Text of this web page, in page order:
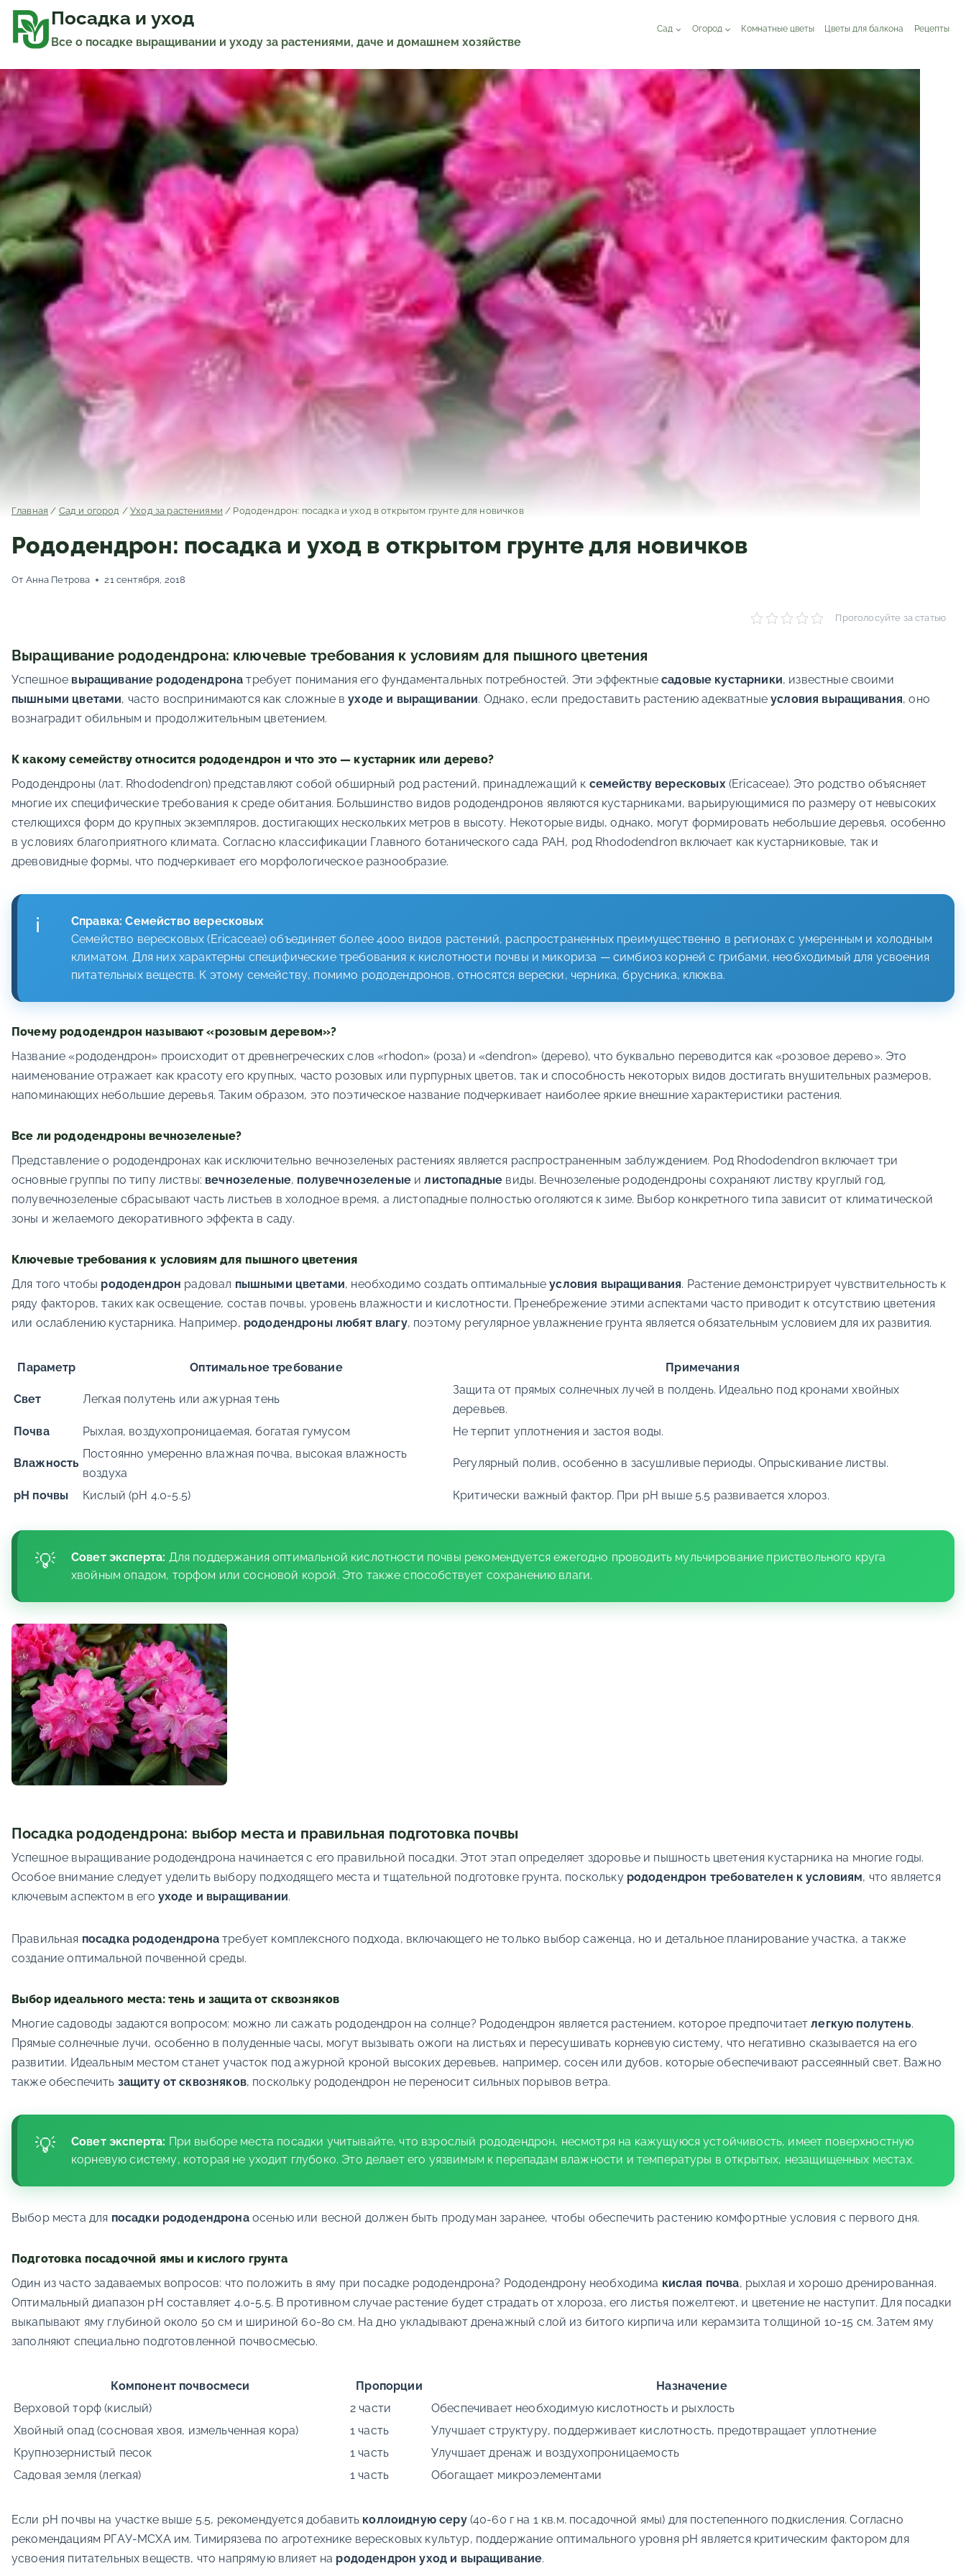
содержимомуПосадка и уход
Все о посадке выращивании и уходу за растениями, даче и домашнем хозяйстве
Сад Огород Комнатные цветы Цветы для балкона Рецепты
Главная / Сад и огород / Уход за растениями / Рододендрон: посадка и уход в открытом грунте для новичков
Рододендрон: посадка и уход в открытом грунте для новичков
От Анна Петрова 21 сентября, 2018
Проголосуйте за статью
Выращивание рододендрона: ключевые требования к условиям для пышного цветения
Успешное выращивание рододендрона требует понимания его фундаментальных потребностей. Эти эффектныесадовые кустарники, известные своими
пышными цветами, часто воспринимаются как сложные вуходе и выращивании. Однако, если предоставить растению адекватныеусловия выращивания, оно
вознаградит обильным и продолжительным цветением.
К какому семейству относится рододендрон и что это — кустарник или дерево?
Рододендроны (лат. Rhododendron) представляют собой обширный род растений, принадлежащий к семейству вересковых(Ericaceae). Это родство объясняет
многие их специфические требования к среде обитания. Большинство видов рододендронов являются кустарниками, варьирующимися по размеру от невысоких
стелющихся форм до крупных экземпляров, достигающих нескольких метров в высоту. Некоторые виды, однако, могут формировать небольшие деревья, особенно
в условиях благоприятного климата. Согласно классификации Главного ботанического сада РАН, род Rhododendron включает как кустарниковые, так и
древовидные формы, что подчеркивает его морфологическое разнообразие.
Справка: Семейство вересковых
Семейство вересковых (Ericaceae) объединяет более 4000 видов растений, распространенных преимущественно в регионах с умеренным и холодным
климатом. Для них характерны специфические требования к кислотности почвы и микориза — симбиоз корней с грибами, необходимый для усвоения
питательных веществ. К этому семейству, помимо рододендронов, относятся верески, черника, брусника, клюква.
Почему рододендрон называют «розовым деревом»?
Название «рододендрон» происходит от древнегреческих слов «rhodon» (роза) и «dendron» (дерево), что буквально переводится как «розовое дерево». Это
наименование отражает как красоту его крупных, часто розовых или пурпурных цветов, так и способность некоторых видов достигать внушительных размеров,
напоминающих небольшие деревья. Таким образом, это поэтическое название подчеркивает наиболее яркие внешние характеристики растения.
Все ли рододендроны вечнозеленые?
Представление о рододендронах как исключительно вечнозеленых растениях является распространенным заблуждением. Род Rhododendron включает три
основные группы по типу листвы: вечнозеленые, полувечнозеленыеилистопадные виды. Вечнозеленые рододендроны сохраняют листву круглый год,
полувечнозеленые сбрасывают часть листьев в холодное время, а листопадные полностью оголяются к зиме. Выбор конкретного типа зависит от климатической
зоны и желаемого декоративного эффекта в саду.
Ключевые требования к условиям для пышного цветения
Для того чтобы рододендрон радовал пышными цветами, необходимо создать оптимальныеусловия выращивания. Растение демонстрирует чувствительность к
ряду факторов, таких как освещение, состав почвы, уровень влажности и кислотности. Пренебрежение этими аспектами часто приводит к отсутствию цветения
или ослаблению кустарника. Например, рододендроны любят влагу, поэтому регулярное увлажнение грунта является обязательным условием для их развития.
Параметр Оптимальное требование Примечания
Свет Легкая полутень или ажурная тень
Защита от прямых солнечных лучей в полдень. Идеально под кронами хвойных
деревьев.
Почва
Рыхлая, воздухопроницаемая, богатая гумусом Не терпит уплотнения и застоя воды.
Влажность
Постоянно умеренно влажная почва, высокая влажность
воздуха
Регулярный полив, особенно в засушливые периоды. Опрыскивание листвы.
pH почвы Кислый (pH 4.0-5.5) Критически важный фактор. При pH выше 5.5 развивается хлороз.
Совет эксперта: Для поддержания оптимальной кислотности почвы рекомендуется ежегодно проводить мульчирование приствольного круга
хвойным опадом, торфом или сосновой корой. Это также способствует сохранению влаги.
Посадка рододендрона: выбор места и правильная подготовка почвы
Успешное выращивание рододендрона начинается с его правильной посадки. Этот этап определяет здоровье и пышность цветения кустарника на многие годы.
Особое внимание следует уделить выбору подходящего места и тщательной подготовке грунта, поскольку рододендрон требователен к условиям, что является
ключевым аспектом в его уходе и выращивании.
Правильная посадка рододендронатребует комплексного подхода, включающего не только выбор саженца, но и детальное планирование участка, а также
создание оптимальной почвенной среды.
Выбор идеального места: тень и защита от сквозняков
Многие садоводы задаются вопросом: можно ли сажать рододендрон на солнце? Рододендрон является растением, которое предпочитаетлегкую полутень.
Прямые солнечные лучи, особенно в полуденные часы, могут вызывать ожоги на листьях и пересушивать корневую систему, что негативно сказывается на его
развитии. Идеальным местом станет участок под ажурной кроной высоких деревьев, например, сосен или дубов, которые обеспечивают рассеянный свет. Важно
также обеспечить защиту от сквозняков, поскольку рододендрон не переносит сильных порывов ветра.
Совет эксперта: При выборе места посадки учитывайте, что взрослый рододендрон, несмотря на кажущуюся устойчивость, имеет поверхностную
корневую систему, которая не уходит глубоко. Это делает его уязвимым к перепадам влажности и температуры в открытых, незащищенных местах.
Выбор места для посадки рододендронаосенью или весной должен быть продуман заранее, чтобы обеспечить растению комфортные условия с первого дня.
Подготовка посадочной ямы и кислого грунта
Один из часто задаваемых вопросов: что положить в яму при посадке рододендрона? Рододендрону необходима кислая почва, рыхлая и хорошо дренированная.
Оптимальный диапазон pH составляет 4.0-5.5. В противном случае растение будет страдать от хлороза, его листья пожелтеют, и цветение не наступит. Для посадки
выкапывают яму глубиной около 50 см и шириной 60-80 см. На дно укладывают дренажный слой из битого кирпича или керамзита толщиной 10-15 см. Затем яму
заполняют специально подготовленной почвосмесью.
Компонент почвосмеси Пропорции
Назначение
Верховой торф (кислый)
2 части
Обеспечивает необходимую кислотность и рыхлость
Хвойный опад (сосновая хвоя, измельченная кора)
1 часть
Улучшает структуру, поддерживает кислотность, предотвращает уплотнение
Крупнозернистый песок
1 часть
Улучшает дренаж и воздухопроницаемость
Садовая земля (легкая)
1 часть Обогащает микроэлементами
Если pH почвы на участке выше 5.5, рекомендуется добавить коллоидную серу(40-60 г на 1 кв.м. посадочной ямы) для постепенного подкисления. Согласно
рекомендациям РГАУ-МСХА им. Тимирязева по агротехнике вересковых культур, поддержание оптимального уровня pH является критическим фактором для
усвоения питательных веществ, что напрямую влияет на рододендрон уход и выращивание.